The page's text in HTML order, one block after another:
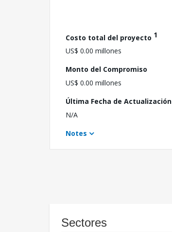
Costo total del proyecto 1
US$ 0.00 millones
Monto del Compromiso
US$ 0.00 millones
Última Fecha de Actualización
N/A
Notes
Sectores